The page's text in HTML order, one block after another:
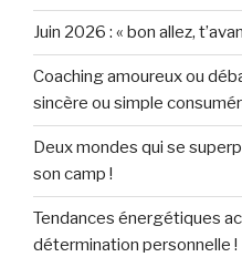
Juin 2026 : « bon allez,
Coaching amoureux ou
sincère ou simple
Deux mondes qui se
son camp !
Tendances énergétiques
détermination personnelle !